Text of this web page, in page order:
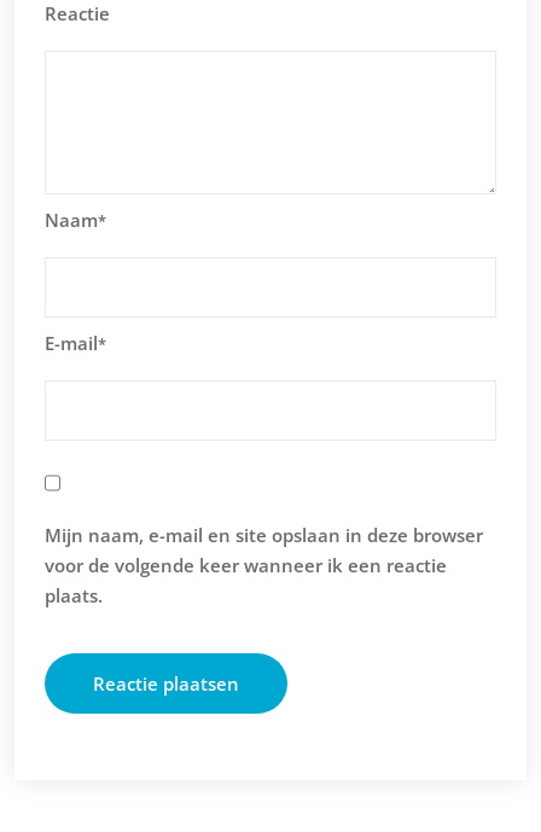
Reactie
Naam*
E-mail*
Mijn naam, e-mail en site opslaan in deze browser
voor de volgende keer wanneer ik een reactie
plaats.